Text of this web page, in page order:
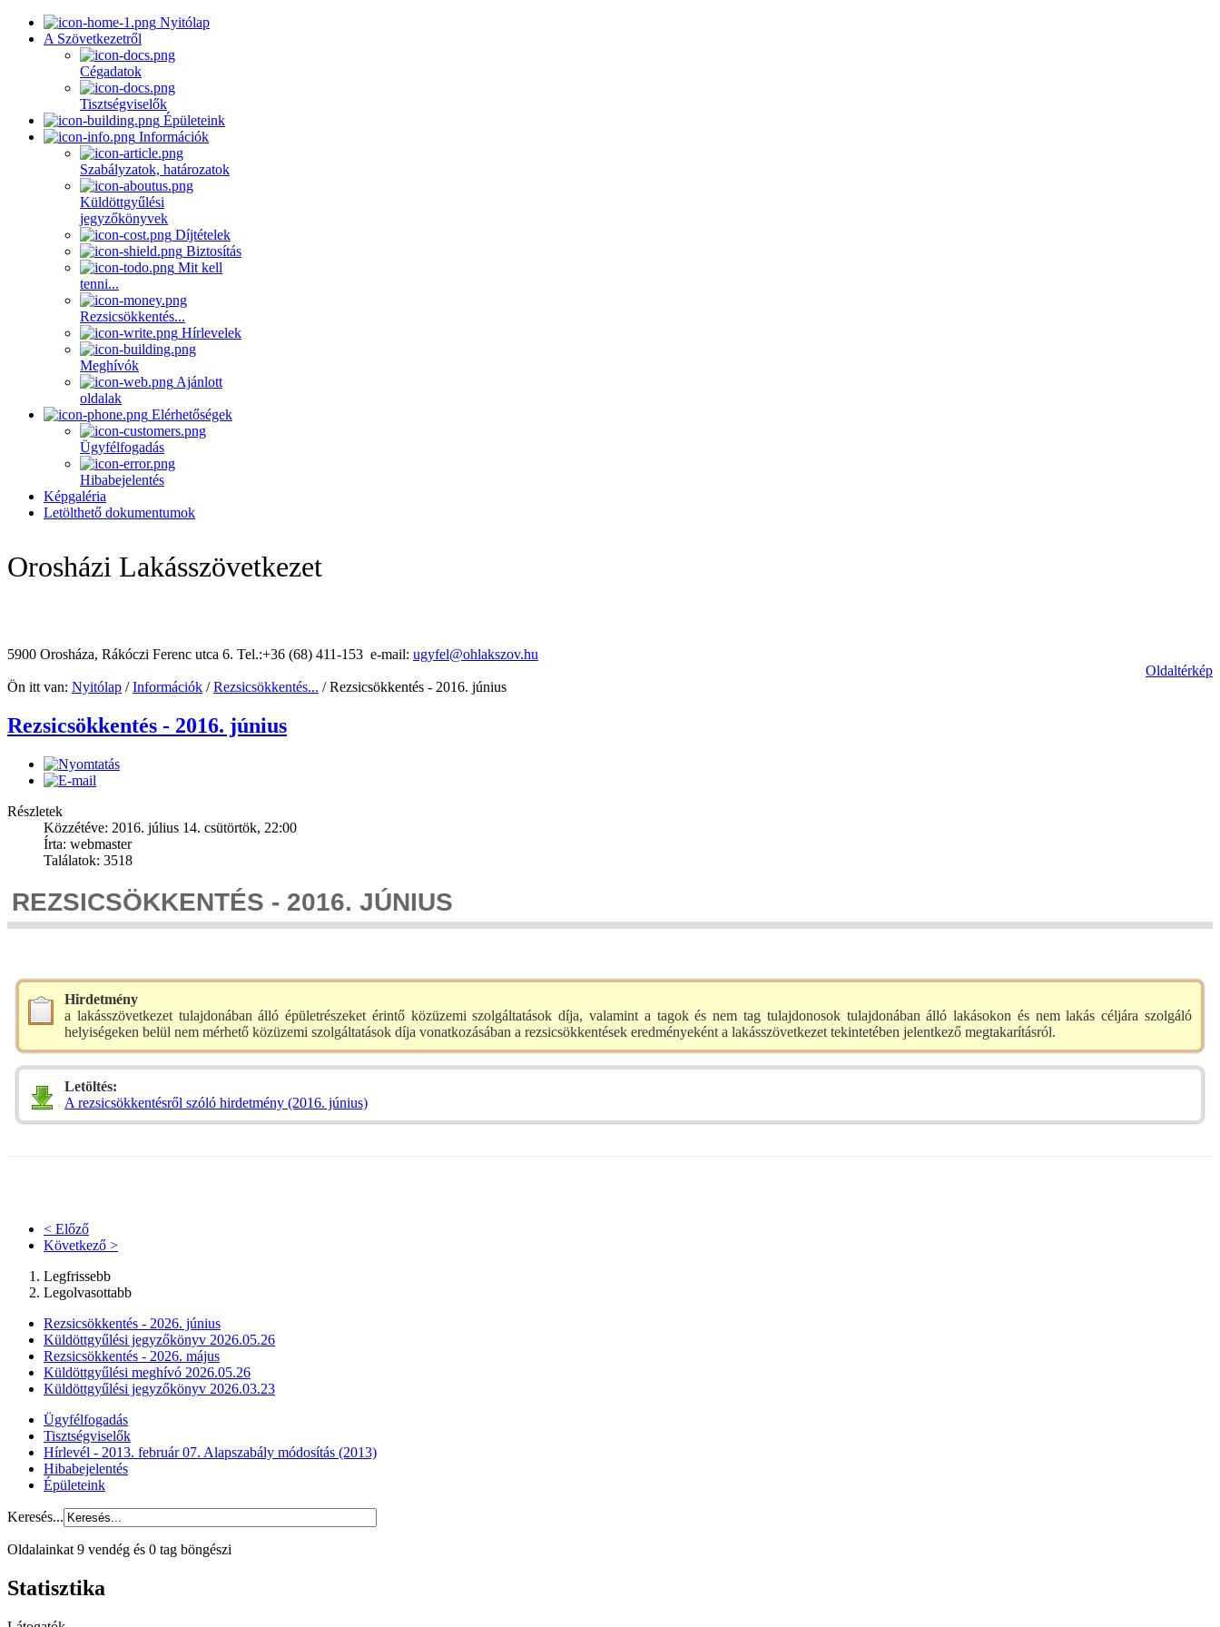
Nyitólap
A Szövetkezetről
Cégadatok
Tisztségviselők
Épületeink
Információk
Szabályzatok, határozatok
Küldöttgyűlési
jegyzőkönyvek
Díjtételek
Biztosítás
Mit kell
tenni...
Rezsicsökkentés...
Hírlevelek
Meghívók
Ajánlott
oldalak
Elérhetőségek
Ügyfélfogadás
Hibabejelentés
Képgaléria
Letölthető dokumentumok
Orosházi Lakásszövetkezet
5900 Orosháza, Rákóczi Ferenc utca 6. Tel.:+36 (68) 411-153 e-mail: ugyfel@ohlakszov.hu
Oldaltérkép
Ön itt van: Nyitólap /Információk /Rezsicsökkentés... /Rezsicsökkentés - 2016. június
Rezsicsökkentés - 2016. június
Részletek
Közzétéve: 2016. július 14. csütörtök, 22:00
Írta: webmaster
Találatok: 3518
REZSICSÖKKENTÉS - 2016. JÚNIUS
Hirdetmény
a lakásszövetkezet tulajdonában álló épületrészeket érintő közüzemi szolgáltatások díja, valamint a tagok és nem tag tulajdonosok tulajdonában álló lakásokon és nem lakás céljára szolgáló
helyiségeken belül nem mérhető közüzemi szolgáltatások díja vonatkozásában a rezsicsökkentések eredményeként a lakásszövetkezet tekintetében jelentkező megtakarításról.
Letöltés:
A rezsicsökkentésről szóló hirdetmény (2016. június)
< Előző
Következő >
Legfrissebb
Legolvasottabb
Rezsicsökkentés - 2026. június
Küldöttgyűlési jegyzőkönyv 2026.05.26
Rezsicsökkentés - 2026. május
Küldöttgyűlési meghívó 2026.05.26
Küldöttgyűlési jegyzőkönyv 2026.03.23
Ügyfélfogadás
Tisztségviselők
Hírlevél - 2013. február 07. Alapszabály módosítás (2013)
Hibabejelentés
Épületeink
Keresés...
Oldalainkat 9 vendég és 0 tag böngészi
Statisztika